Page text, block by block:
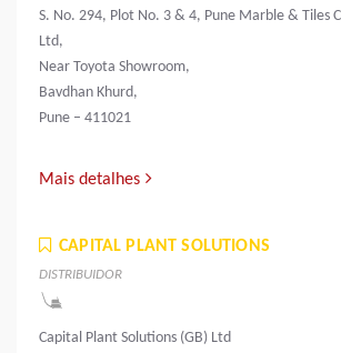
S. No. 294, Plot No. 3 & 4, Pune Marble & Tiles
Ltd,
Near Toyota Showroom,
Bavdhan Khurd,
Pune – 411021
Mais detalhes
CAPITAL PLANT SOLUTIONS
DISTRIBUIDOR
Capital Plant Solutions (GB) Ltd